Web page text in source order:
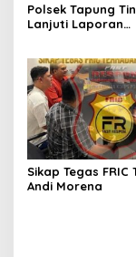
Polsek Tapung
Lanjuti Laporan
Desa Bencah
Sikap Tegas FRIC
Andi Morena